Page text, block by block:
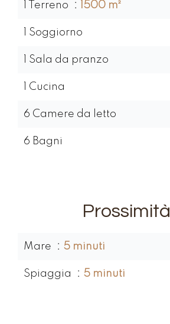
1 Terreno 1500 m²
1 Soggiorno
1 Sala da pranzo
1 Cucina
6 Camere da letto
6 Bagni
Prossimità
Mare 5 minuti
Spiaggia 5 minuti